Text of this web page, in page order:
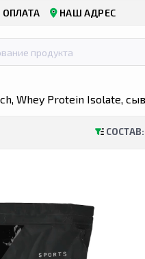
ОПЛАТА НАШ АДРЕС
Whey Protein Isolate,
СОСТАВ: